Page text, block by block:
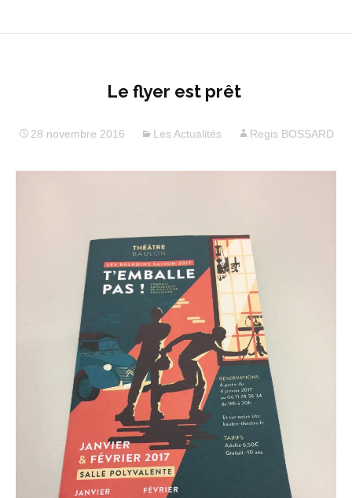
Le flyer est prêt
28 novembre 2016 Les Actualités Regis BOSSARD